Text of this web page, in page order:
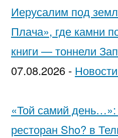
בהלם
וכיצד
להגן
על
Иерусалим под
Плача», где камни
книги — тоннели
07.08.2026 -
«Той самий день…»:
ресторан Sho? в